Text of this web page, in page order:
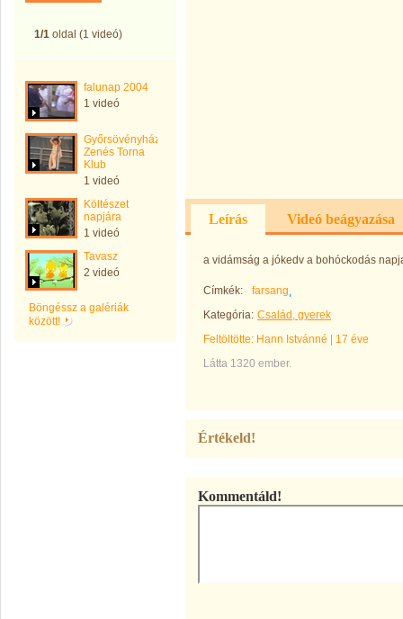
1/1 oldal (1 videó)
falunap 2004
1 videó
Győrsövényházi
Zenés Torna
Klub
1 videó
Költészet
napjára
1 videó
Tavasz
2 videó
Böngéssz a galériák
között!
Leírás Videó beágyazása
a vidámság a jókedv a bohóckodás
Címkék:
farsang
Kategória: Család, gyerek
Feltöltötte: Hann Istvánné
17 éve
Látta 1320 ember.
Értékeld!
Kommentáld!